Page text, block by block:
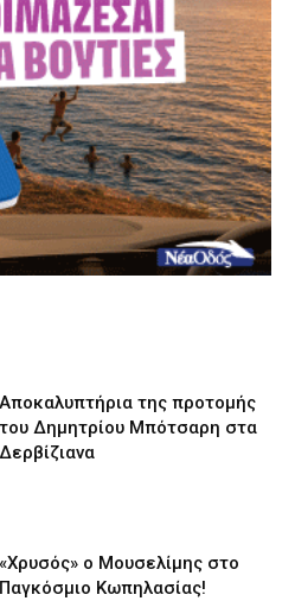
Αποκαλυπτήρια της προτομής
του Δημητρίου Μπότσαρη στα
Δερβίζιανα
«Χρυσός» ο Μουσελίμης στο
Παγκόσμιο Κωπηλασίας!